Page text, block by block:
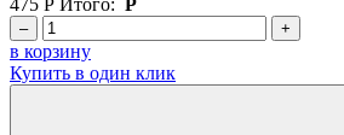
– +
в корзину
Купить в один клик